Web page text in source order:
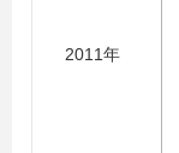
2011年